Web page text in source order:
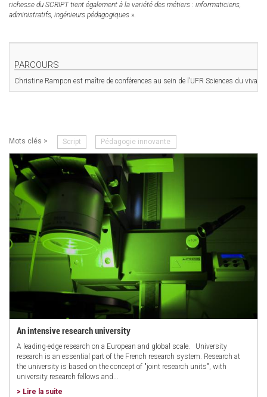
richesse du SCRIPT tient également à la variété des métiers : informaticiens,
administratifs, ingénieurs pédagogiques ».
PARCOURS
Christine Rampon est maître de conférences au sein de l’UFR Sciences du
Mots clés > Script Pédagogie innovante
An intensive research university
A leading-edge research on a European and global scale. University
research is an essential part of the French research system. Research at
the university is based on the concept of "joint research units", with
university research fellows and...
> Lire la suite